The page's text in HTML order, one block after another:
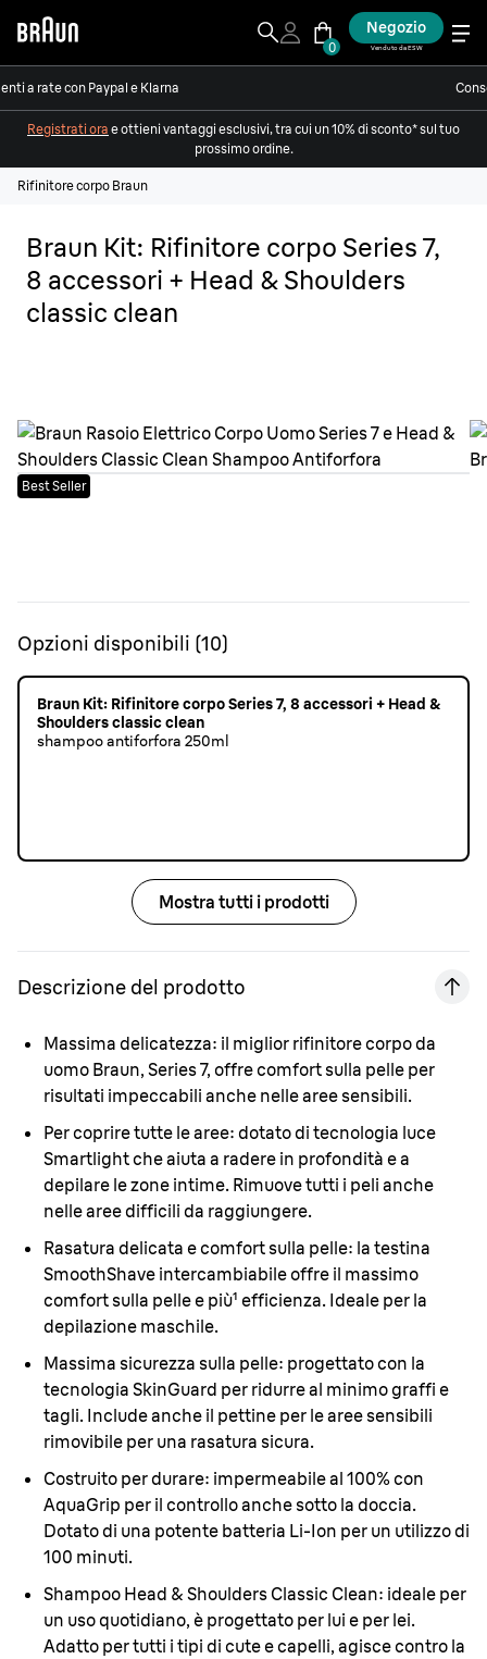
0
Negozio
Venduto da ESW
a rate con Paypal e Klarna
Registrati ora e ottieni vantaggi esclusivi, tra cui un 10% di sconto* sul tuo
prossimo ordine.
Rifinitore corpo Braun
Braun Kit: Rifinitore corpo Series 7,
8 accessori + Head & Shoulders
classic clean
Best Seller
Opzioni disponibili (10)
Braun Kit: Rifinitore corpo Series 7, 8 accessori + Head &
Shoulders classic clean
shampoo antiforfora 250ml
Mostra tutti i prodotti
Descrizione del prodotto
Massima delicatezza: il miglior rifinitore corpo da
uomo Braun, Series 7, offre comfort sulla pelle per
risultati impeccabili anche nelle aree sensibili.
Per coprire tutte le aree: dotato di tecnologia luce
Smartlight che aiuta a radere in profondità e a
depilare le zone intime. Rimuove tutti i peli anche
nelle aree difficili da raggiungere.
Rasatura delicata e comfort sulla pelle: la testina
SmoothShave intercambiabile offre il massimo
comfort sulla pelle e più¹ efficienza. Ideale per la
depilazione maschile.
Massima sicurezza sulla pelle: progettato con la
tecnologia SkinGuard per ridurre al minimo graffi e
tagli. Include anche il pettine per le aree sensibili
rimovibile per una rasatura sicura.
Costruito per durare: impermeabile al 100% con
AquaGrip per il controllo anche sotto la doccia.
Dotato di una potente batteria Li-Ion per un utilizzo di
100 minuti.
Shampoo Head & Shoulders Classic Clean: ideale per
un uso quotidiano, è progettato per lui e per lei.
Adatto per tutti i tipi di cute e capelli, agisce contro la